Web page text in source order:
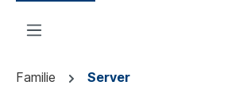
Familie Server